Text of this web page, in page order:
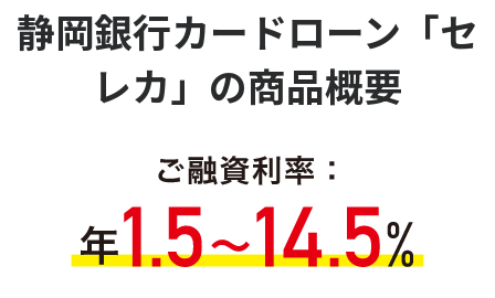
静岡銀行カードローン「セ
レカ」の商品概要